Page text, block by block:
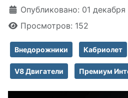
Информация о материале
Опубликовано: 01
Просмотров: 152
Внедорожники Кабриолет
V8 Двигатели Премиум